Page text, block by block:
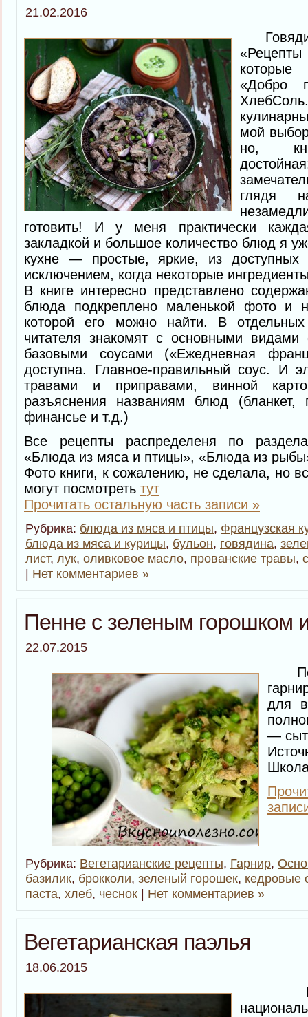
21.02.2016
«Добро
мой
но,
глядя
готовить! И у меня практически
закладкой и большое количество блюд я
кухне — простые, яркие, из доступных
исключением, когда некоторые
В книге интересно представлено
блюда подкреплено маленькой фото и
которой его можно найти. В
читателя знакомят с основными видами
базовыми соусами («Ежедневная
доступна. Главное-правильный соус. И
травами и приправами, винной
разъяснения названиям блюд (бланкет,
финансье и т.д.)
Все рецепты распределеня по
«Блюда из мяса и птицы», «Блюда из
Фото книги, к сожалению, не сделала, но
могут посмотреть тут
Прочитать остальную часть записи »
Рубрика: блюда из мяса и птицы, Французская
блюда из мяса и курицы, бульон, говядина,
лист, лук, оливковое масло, прованские травы,
| Нет комментариев »
Пенне с зеленым горошком
22.07.2015
для
—
Рубрика: Вегетарианские рецепты, Гарнир,
базилик, брокколи, зеленый горошек, кедровые
паста, хлеб, чеснок | Нет комментариев »
Вегетарианская паэлья
18.06.2015